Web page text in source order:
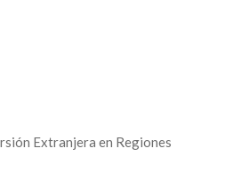
Extranjera en Regiones